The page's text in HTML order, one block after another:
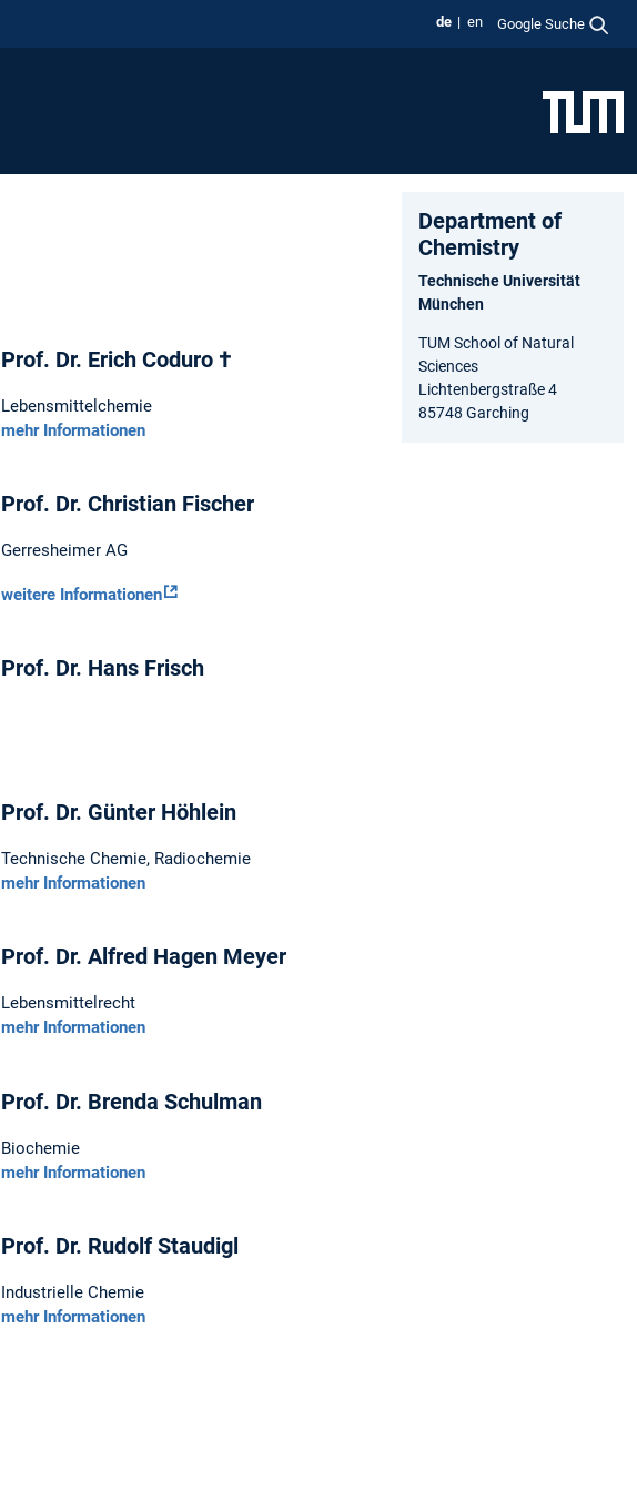
de en Google Suche
Prof. Dr. Erich Coduro †
Lebensmittelchemie
mehr Informationen
Prof. Dr. Christian Fischer
Gerresheimer AG
weitere Informationen
Prof. Dr. Hans Frisch
Prof. Dr. Günter Höhlein
Technische Chemie, Radiochemie
mehr Informationen
Prof. Dr. Alfred Hagen Meyer
Lebensmittelrecht
mehr Informationen
Prof. Dr. Brenda Schulman
Biochemie
mehr Informationen
Prof. Dr. Rudolf Staudigl
Industrielle Chemie
mehr Informationen
Department of
Chemistry
Technische Universität
München
TUM School of Natural
Sciences
Lichtenbergstraße 4
85748 Garching